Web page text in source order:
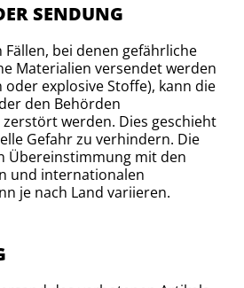
SENDUNG
bei denen gefährliche
Materialien versendet werden
oder explosive Stoffe), kann die
den Behörden
werden. Dies geschieht
Gefahr zu verhindern. Die
Übereinstimmung mit den
und internationalen
je nach Land variieren.